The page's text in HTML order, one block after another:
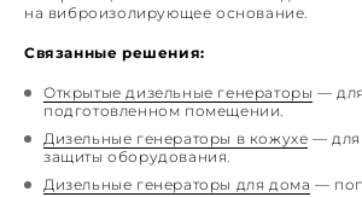
на виброизолирующее основание.
Связанные решения:
Открытые дизельные генераторы —
подготовленном помещении.
Дизельные генераторы в кожухе —
защиты оборудования.
Дизельные генераторы для дома —